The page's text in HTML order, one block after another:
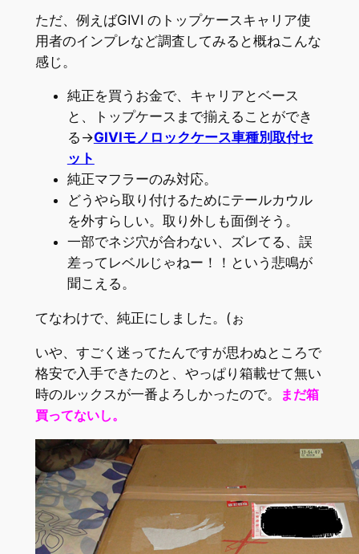
ただ、例えばGIVI のトップケースキャリア使
用者のインプレなど調査してみると概ねこんな
感じ。
純正を買うお金で、キャリアとベース
と、トップケースまで揃えることができ
る→GIVIモノロックケース車種別取付セ
ット
純正マフラーのみ対応。
どうやら取り付けるためにテールカウル
を外すらしい。取り外しも面倒そう。
一部でネジ穴が合わない、ズレてる、誤
差ってレベルじゃねー！！という悲鳴が
聞こえる。
てなわけで、純正にしました。(ぉ
いや、すごく迷ってたんですが思わぬところで
格安で入手できたのと、やっぱり箱載せて無い
時のルックスが一番よろしかったので。
まだ箱
買ってないし。